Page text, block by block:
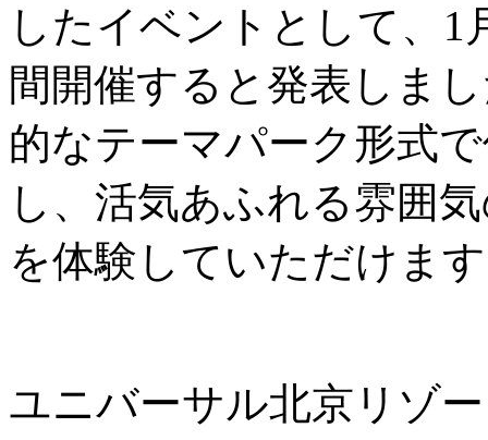
したイベントとして、1
間開催すると発表しま
的なテーマパーク形式
し、活気あふれる雰囲
を体験していただけま
ユニバーサル北京リゾ